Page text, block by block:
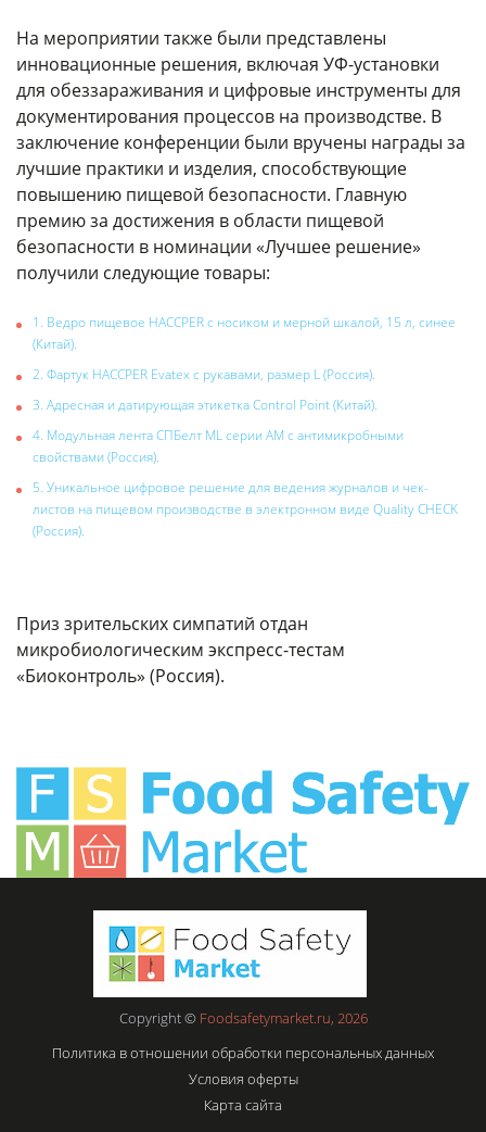
На мероприятии также были представлены
инновационные решения, включая УФ-установки
для обеззараживания и цифровые инструменты для
документирования процессов на производстве. В
заключение конференции были вручены награды за
лучшие практики и изделия, способствующие
повышению пищевой безопасности. Главную
премию за достижения в области пищевой
безопасности в номинации «Лучшее решение»
получили следующие товары:
1. Ведро пищевое HACCPER с носиком и мерной шкалой, 15 л, синее
(Китай).
2. Фартук HACCPER Evatex с рукавами, размер L (Россия).
3. Адресная и датирующая этикетка Control Point (Китай).
4. Модульная лента СПБелт ML серии AM с антимикробными
свойствами (Россия).
5. Уникальное цифровое решение для ведения журналов и чек-
листов на пищевом производстве в электронном виде Quality CHECK
(Россия).
Приз зрительских симпатий отдан
микробиологическим экспресс-тестам
«Биоконтроль» (Россия).
Copyright © Foodsafetymarket.ru, 2026
Политика в отношении обработки персональных данных
Условия оферты
Карта сайта